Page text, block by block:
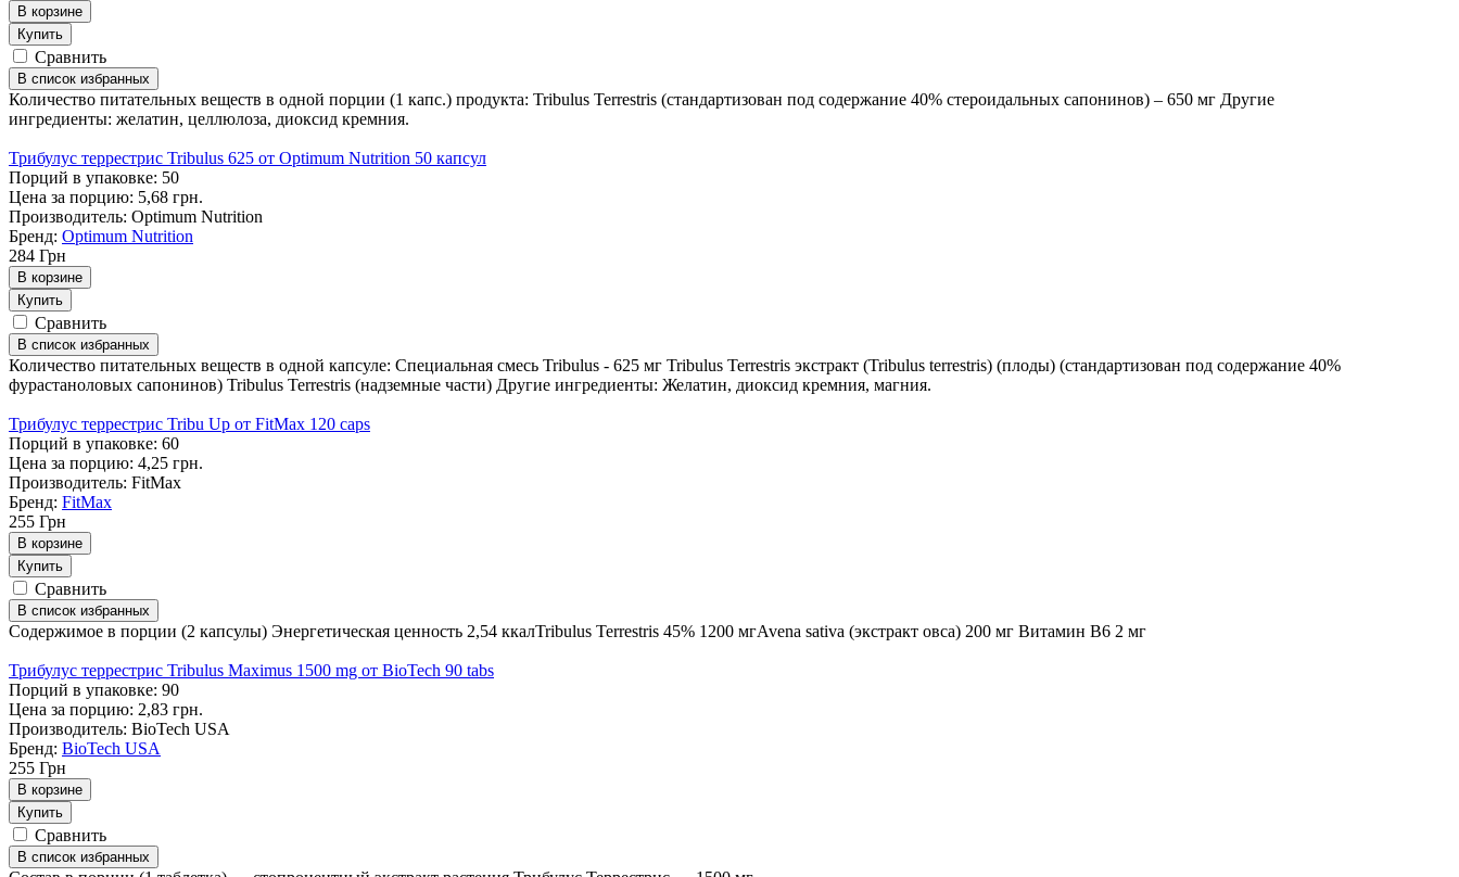
В корзине
Купить
Сравнить
В список избранных
Количество питательных веществ в одной порции (1 капс.) продукта: Tribulus Terrestris (стандартизован под содержание 40% стероидальных сапонинов) – 650 мг Другие
ингредиенты: желатин, целлюлоза, диоксид кремния.
Трибулус террестрис Tribulus 625 от Optimum Nutrition 50 капсул
Порций в упаковке: 50
Цена за порцию: 5,68 грн.
Производитель: Optimum Nutrition
Бренд: Optimum Nutrition
284 Грн
В корзине
Купить
Сравнить
В список избранных
Количество питательных веществ в одной капсуле: Специальная смесь Tribulus - 625 мг Tribulus Terrestris экстракт (Tribulus terrestris) (плоды) (стандартизован под содержание 40%
фурастаноловых сапонинов) Tribulus Terrestris (надземные части) Другие ингредиенты: Желатин, диоксид кремния, магния.
Трибулус террестрис Tribu Up от FitMax 120 caps
Порций в упаковке: 60
Цена за порцию: 4,25 грн.
Производитель: FitMax
Бренд: FitMax
255 Грн
В корзине
Купить
Сравнить
В список избранных
Содержимое в порции (2 капсулы) Энергетическая ценность 2,54 ккалTribulus Terrestris 45% 1200 мгAvena sativa (экстракт овса) 200 мг Витамин В6 2 мг
Трибулус террестрис Tribulus Maximus 1500 mg от BioTech 90 tabs
Порций в упаковке: 90
Цена за порцию: 2,83 грн.
Производитель: BioTech USA
Бренд: BioTech USA
255 Грн
В корзине
Купить
Сравнить
В список избранных